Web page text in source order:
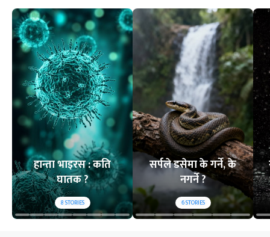
हान्ता भाइरस : कति
घातक ?
8STORIES
सर्पले डसेमा के गर्ने, के
नगर्ने ?
6STORIES